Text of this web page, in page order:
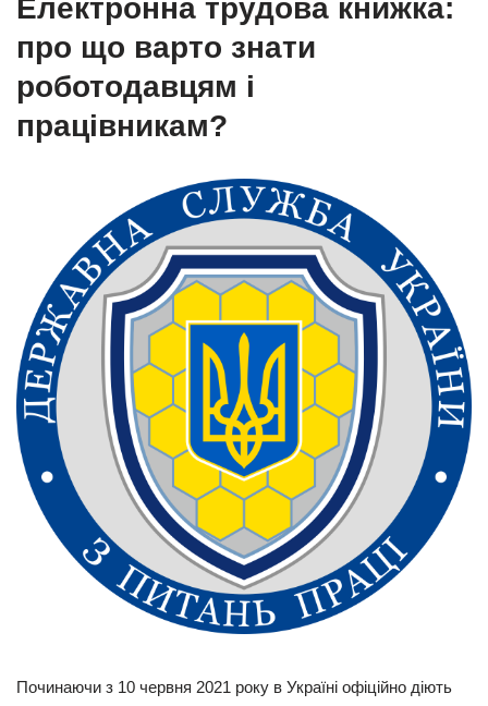
Електронна трудова книжка:
про що варто знати
роботодавцям і
працівникам?
Починаючи з 10 червня 2021 року в Україні офіційно діють